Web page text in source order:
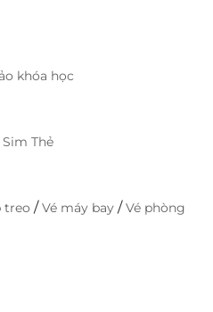
khóa học
Sim Thẻ
treo /Vé máy bay /Vé phòng